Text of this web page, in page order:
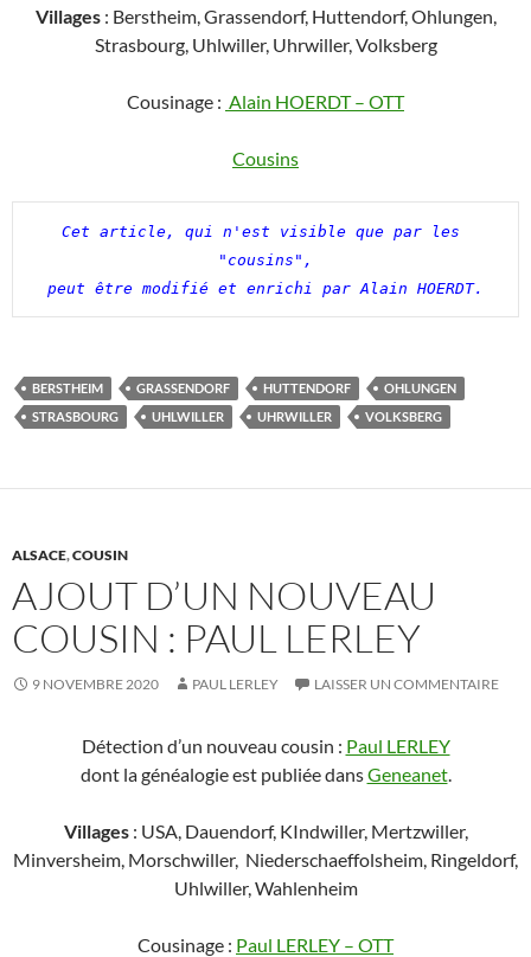
Villages: Berstheim, Grassendorf, Huttendorf, Ohlungen,
Strasbourg, Uhlwiller, Uhrwiller, Volksberg
Cousinage : Alain HOERDT – OTT
Cousins
Cet article, qui n'est visible que par les
"cousins",
peut être modifié et enrichi par Alain HOERDT.
BERSTHEIM GRASSENDORF HUTTENDORF
OHLUNGEN
STRASBOURG
UHLWILLER UHRWILLER VOLKSBERG
ALSACE,COUSIN
AJOUT D’UN NOUVEAU
COUSIN : PAUL LERLEY
9 NOVEMBRE 2020 PAUL LERLEY LAISSER UN COMMENTAIRE
Détection d’un nouveau cousin : Paul LERLEY
dont la généalogie est publiée dansGeneanet.
Villages: USA, Dauendorf, KIndwiller, Mertzwiller,
Minversheim, Morschwiller, Niederschaeffolsheim, Ringeldorf,
Uhlwiller, Wahlenheim
Cousinage : Paul LERLEY – OTT